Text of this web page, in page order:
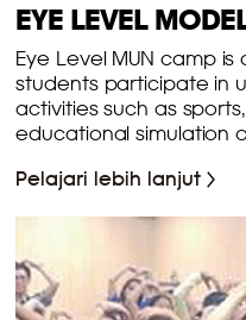
EYE LEVEL
Eye Level MUN camp
students participate in
activities such as
educational simulation
Pelajari lebih lanjut